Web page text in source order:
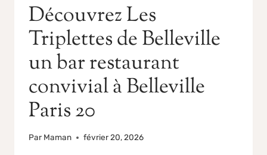
Découvrez Les
Triplettes de Belleville
un bar restaurant
convivial à Belleville
Paris 20
Par Maman février 20, 2026